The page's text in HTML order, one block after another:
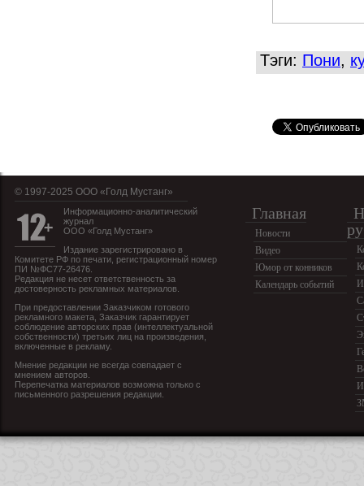
Тэги: Пони,
© 1997-2025 OOO «Голд Мустанг»
Информационно-аналитический
журнал
ООО «Голд Мустанг»
Издание зарегистрировано в
Комитете РФ по печати, регистрационный номер
ПИ №ФС77-26476.
Редакция не несет ответственность за
достоверность рекламных материалов.
При предоставлении Заказчиком готового
рекламного макета, Заказчик гарантирует
соблюдение авторских прав (интеллектуальной
собственности) третьих лиц на произведения,
включенные в рекламу.
Мнение редакции не всегда совпадает с
мнением авторов.
Перепечатка материалов возможна только с
письменного разрешения редакции.
Главная
Новости
Видео
Юмор от конников
Календарь событий